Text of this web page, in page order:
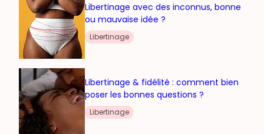
Libertinage avec des inconnus, bonne
ou mauvaise idée ?
Libertinage
Libertinage & fidélité : comment bien
poser les bonnes questions ?
Libertinage